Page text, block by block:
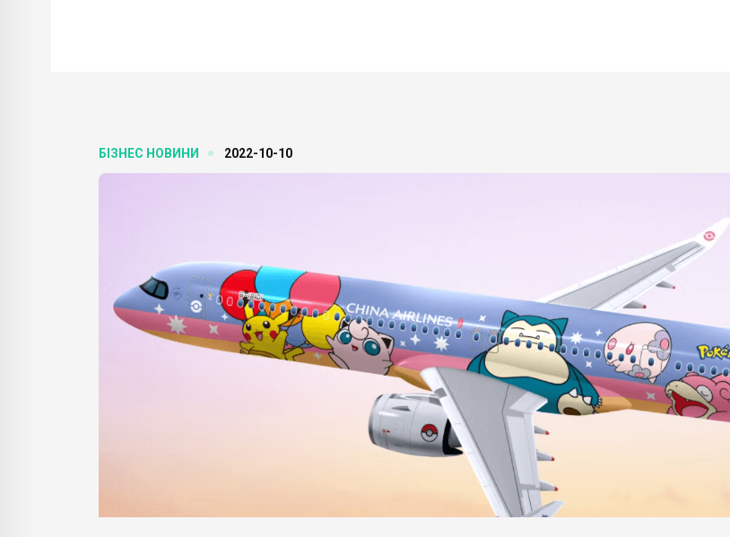
БІЗНЕС НОВИНИ 2022-10-10